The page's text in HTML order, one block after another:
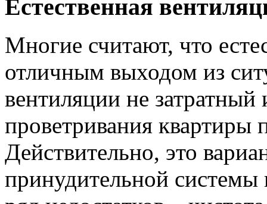
Естественная
Многие считают, что
отличным выходом из
вентиляции не
проветривания квартиры
Действительно, это
принудительной системы